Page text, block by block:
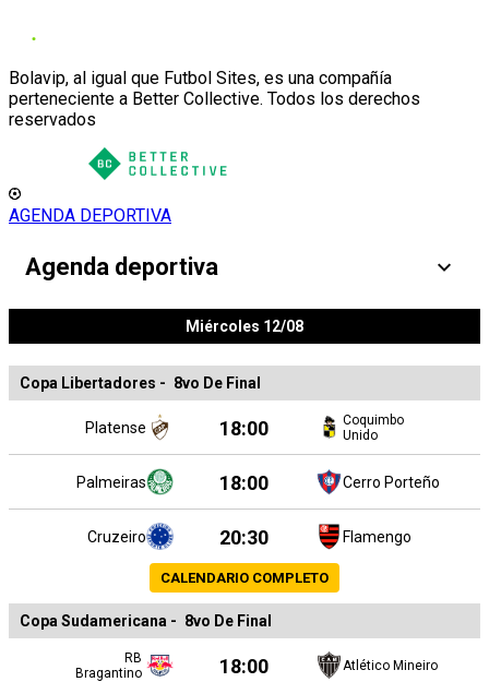
Bolavip, al igual que Futbol Sites, es una compañía
perteneciente a Better Collective. Todos los derechos
reservados
AGENDA DEPORTIVA
Agenda deportiva
Miércoles 12/08
Copa Libertadores - 8vo De Final
Platense 18:00
Coquimbo
Unido
Palmeiras 18:00 Cerro Porteño
Cruzeiro 20:30 Flamengo
CALENDARIO COMPLETO
Copa Sudamericana - 8vo De Final
RB
Bragantino
18:00 Atlético Mineiro